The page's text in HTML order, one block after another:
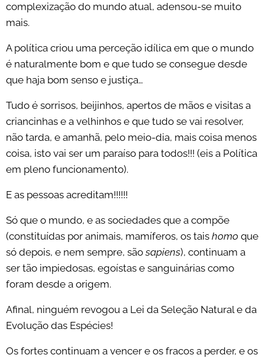
complexização do mundo atual, adensou-se muito
mais.
A política criou uma perceção idílica em que o mundo
é naturalmente bom e que tudo se consegue desde
que haja bom senso e justiça…
Tudo é sorrisos, beijinhos, apertos de mãos e visitas a
criancinhas e a velhinhos e que tudo se vai resolver,
não tarda, e amanhã, pelo meio-dia, mais coisa menos
coisa, isto vai ser um paraíso para todos!!! (eis a Política
em pleno funcionamento).
E as pessoas acreditam!!!!!!
Só que o mundo, e as sociedades que a compõe
(constituídas por animais, mamíferos, os tais homo que
só depois, e nem sempre, sãosapiens), continuam a
ser tão impiedosas, egoístas e sanguinárias como
foram desde a origem.
Afinal, ninguém revogou a Lei da Seleção Natural e da
Evolução das Espécies!
Os fortes continuam a vencer e os fracos a perder, e os